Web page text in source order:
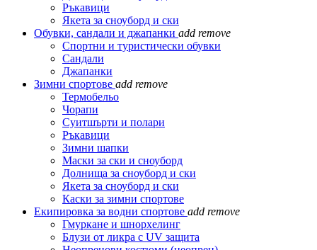
Ръкавици
Якета за сноуборд и ски
Обувки, сандали и джапанки add remove
Спортни и туристически обувки
Сандали
Джапанки
Зимни спортове add remove
Термобельо
Чорапи
Суитшърти и полари
Ръкавици
Зимни шапки
Маски за ски и сноуборд
Долнища за сноуборд и ски
Якета за сноуборд и ски
Каски за зимни спортове
Екипировка за водни спортове add remove
Гмуркане и шнорхелинг
Блузи от ликра с UV защита